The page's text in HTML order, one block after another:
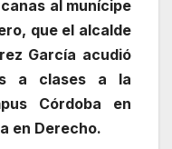
al munícipe
que el alcalde
García acudió
a clases a la
Córdoba en
en Derecho.